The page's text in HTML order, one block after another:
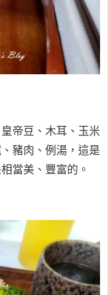
帝豆、木耳、玉米
豬肉、例湯，這是
當美、豐富的。